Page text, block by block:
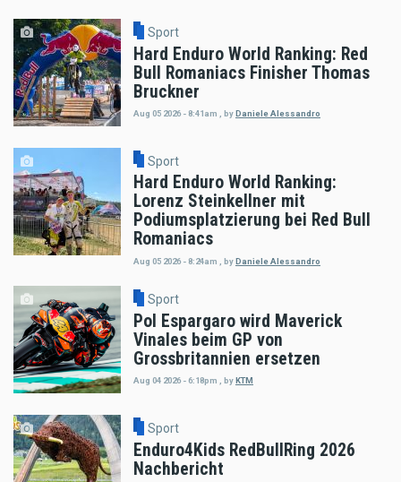
Sport
Hard Enduro World Ranking: Red
Bull Romaniacs Finisher Thomas
Bruckner
Aug 05 2026 - 8:41am byDaniele Alessandro
Sport
Hard Enduro World Ranking:
Lorenz Steinkellner mit
Podiumsplatzierung bei Red Bull
Romaniacs
Aug 05 2026 - 8:24am byDaniele Alessandro
Sport
Pol Espargaro wird Maverick
Vinales beim GP von
Grossbritannien ersetzen
Aug 04 2026 - 6:18pm , byKTM
Sport
Enduro4Kids RedBullRing 2026
Nachbericht